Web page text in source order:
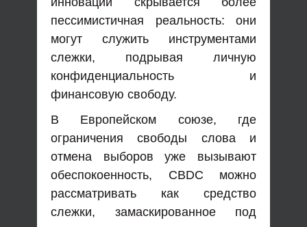
пессимистичная реальность: они
могут служить инструментами
слежки, подрывая личную
конфиденциальность и
финансовую свободу.
В Европейском союзе, где
ограничения свободы слова и
отмена выборов уже вызывают
обеспокоенность, CBDC можно
рассматривать как средство
слежки, замаскированное под